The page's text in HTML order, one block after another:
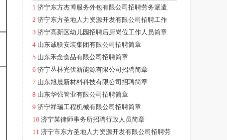
1 济宁东方杰博服务外包有限公司招聘劳务派遣
2 济宁东方圣地人力资源开发有限公司招聘工作
3 济宁高新区幼儿园招聘后厨岗位工作人员简章
4 山东诚联安装集团有限公司招聘简章
5 山东禾念食品有限公司招聘简章
6 济宁丛林光伏新能源有限公司招聘简章
7 山东旭晨新材料科技有限公司招聘简章
8 山东华强管业有限公司招聘简章
9 济宁祥瑞工程机械有限公司招聘简章
10 济宁某律师事务所招聘行政人员简章
11 济宁市东方圣地人力资源开发有限公司招聘劳